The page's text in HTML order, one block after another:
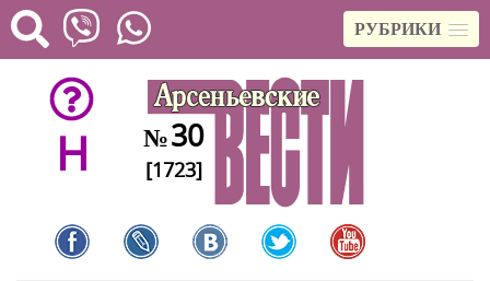
РУБРИКИ
H №30
[1723]